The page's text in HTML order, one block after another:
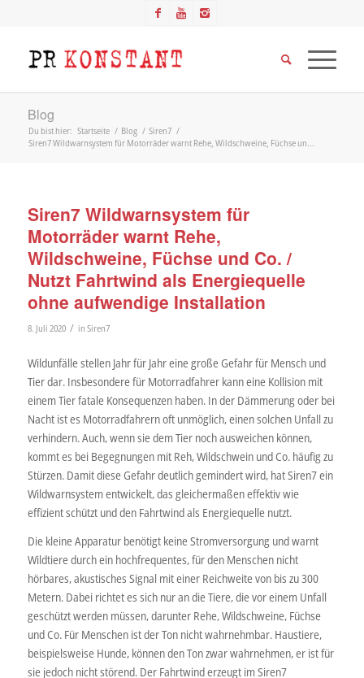
Blog
Du bist hier: Startseite / Blog / Siren7 /
Siren7 Wildwarnsystem für Motorräder warnt Rehe, Wildschweine, Füchse un...
Siren7 Wildwarnsystem für
Motorräder warnt Rehe,
Wildschweine, Füchse und Co. /
Nutzt Fahrtwind als Energiequelle
ohne aufwendige Installation
8. Juli 2020 / in Siren7
Wildunfälle stellen Jahr für Jahr eine große Gefahr für Mensch und
Tier dar. Insbesondere für Motorradfahrer kann eine Kollision mit
einem Tier fatale Konsequenzen haben. In der Dämmerung oder bei
Nacht ist es Motorradfahrern oft unmöglich, einen solchen Unfall zu
verhindern. Auch, wenn sie dem Tier noch ausweichen können,
kommt es bei Begegnungen mit Reh, Wildschwein und Co. häufig zu
Stürzen. Damit diese Gefahr deutlich gemindert wird, hat Siren7 ein
Wildwarnsystem entwickelt, das gleichermaßen effektiv wie
effizient schützt und den Fahrtwind als Energiequelle nutzt.
Die kleine Apparatur benötigt keine Stromversorgung und warnt
Wildtiere durch ein hochfrequentes, für den Menschen nicht
hörbares, akustisches Signal mit einer Reichweite von bis zu 300
Metern. Dabei richtet es sich nur an die Tiere, die vor einem Unfall
geschützt werden müssen, darunter Rehe, Wildschweine, Füchse
und Co. Für Menschen ist der Ton nicht wahrnehmbar. Haustiere,
beispielsweise Hunde, können den Ton zwar wahrnehmen, er ist für
sie jedoch nicht störend. Der Fahrtwind erzeugt im Siren7